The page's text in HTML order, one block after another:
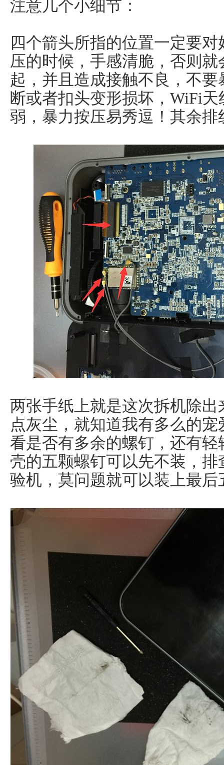
注意几个小细节：
四个箭头所指的位置一定要
压的时候，手感清脆，否则
起，并且造成接触不良，不
断或者扣头变形损坏，WiFi
弱，暴力按压易秀逗！其余
两张手纸上就是这次拆机除
点灰尘，就知道我有多么的
看是否有多余的螺钉，还有
壳的五颗螺钉可以先不装，
验机，莫问题就可以装上最后